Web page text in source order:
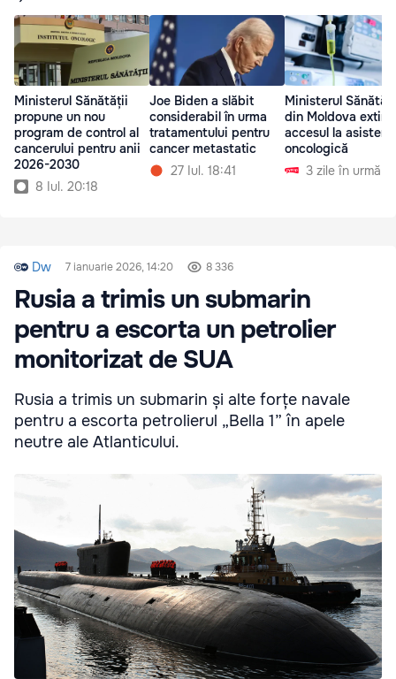
Ministerul Sănătății
propune un nou
program de control al
cancerului pentru anii
2026-2030
8 Iul. 20:18
Joe Biden a slăbit
considerabil în urma
tratamentului pentru
cancer metastatic
27 Iul. 18:41
Ministerul
din Moldova
accesul la
oncologică
3 zile în urmă
Dw 7 ianuarie 2026, 14:20 8 336
Rusia a trimis un submarin
pentru a escorta un petrolier
monitorizat de SUA
Rusia a trimis un submarin și alte forțe navale
pentru a escorta petrolierul „Bella 1” în apele
neutre ale Atlanticului.